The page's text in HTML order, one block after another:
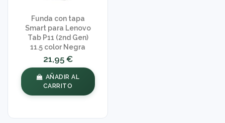
Funda con tapa
Smart para Lenovo
Tab P11 (2nd Gen)
11.5 color Negra
21,95 €
AÑADIR AL
CARRITO